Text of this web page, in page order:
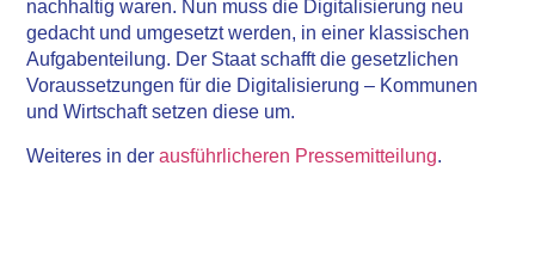
nachhaltig waren. Nun muss die Digitalisierung neu
gedacht und umgesetzt werden, in einer klassischen
Aufgabenteilung. Der Staat schafft die gesetzlichen
Voraussetzungen für die Digitalisierung – Kommunen
und Wirtschaft setzen diese um.
Weiteres in derausführlicheren Pressemitteilung.